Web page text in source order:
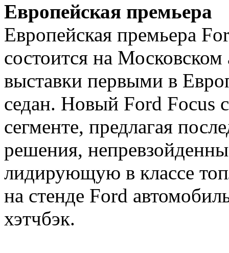
Европейская премьера
Европейская премьера
состоится на
выставки первыми в
седан. Новый Ford Focus
сегменте, предлагая
решения,
лидирующую в классе
на стенде Ford
хэтчбэк.